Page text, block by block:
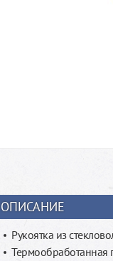
ОПИСАНИЕ
Рукоятка из
Термообработанная